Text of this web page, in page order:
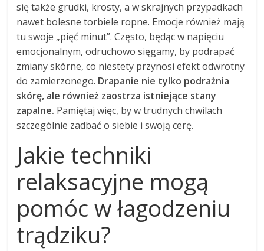
się także grudki, krosty, a w skrajnych przypadkach
nawet bolesne torbiele ropne. Emocje również mają
tu swoje „pięć minut”. Często, będąc w napięciu
emocjonalnym, odruchowo sięgamy, by podrapać
zmiany skórne, co niestety przynosi efekt odwrotny
do zamierzonego. Drapanie nie tylko podrażnia
skórę, ale również zaostrza istniejące stany
zapalne. Pamiętaj więc, by w trudnych chwilach
szczególnie zadbać o siebie i swoją cerę.
Jakie techniki
relaksacyjne mogą
pomóc w łagodzeniu
trądziku?